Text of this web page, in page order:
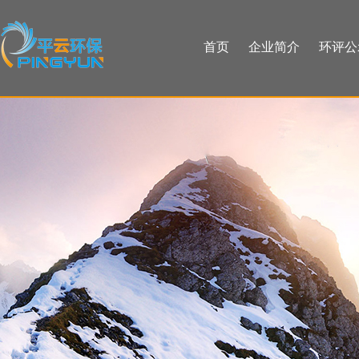
首页 企业简介 环评